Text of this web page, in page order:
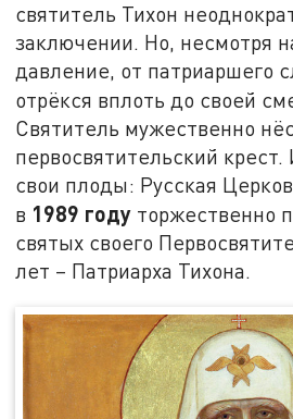
святитель Тихон
заключении. Но, несмотря
давление, от патриаршего
отрёкся вплоть до своей
Святитель мужественно нёс
первосвятительский
свои плоды: Русская
в 1989 году торжественно
святых своего
лет – Патриарха Тихона.